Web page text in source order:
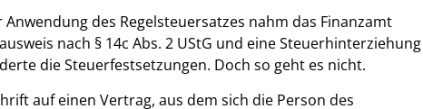
des Regelsteuersatzes nahm das Finanzamt
nach § 14c Abs. 2 UStG und eine Steuerhinterziehung
die Steuerfestsetzungen. Doch so geht es nicht.
auf einen Vertrag, aus dem sich die Person des